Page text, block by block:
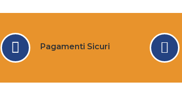
Pagamenti Sicuri